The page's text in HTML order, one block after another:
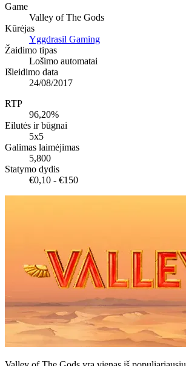
Game
Valley of The Gods
Kūrėjas
Yggdrasil Gaming
Žaidimo tipas
Lošimo automatai
Išleidimo data
24/08/2017
RTP
96,20%
Eilutės ir būgnai
5x5
Galimas laimėjimas
5,800
Statymo dydis
€0,10 - €150